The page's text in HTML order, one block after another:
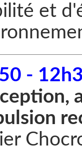
et
-